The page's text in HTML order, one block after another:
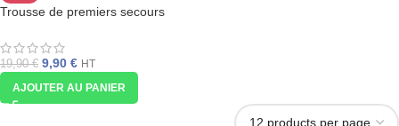
Trousse de premiers secours
19,90€ 9,90 € HT
AJOUTER AU PANIER